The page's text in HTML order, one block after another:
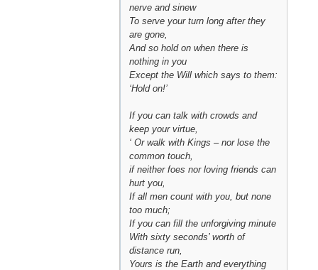
nerve and sinew
To serve your turn long after they
are gone,
And so hold on when there is
nothing in you
Except the Will which says to them:
‘Hold on!’
If you can talk with crowds and
keep your virtue,
‘ Or walk with Kings – nor lose the
common touch,
if neither foes nor loving friends can
hurt you,
If all men count with you, but none
too much;
If you can fill the unforgiving minute
With sixty seconds’ worth of
distance run,
Yours is the Earth and everything